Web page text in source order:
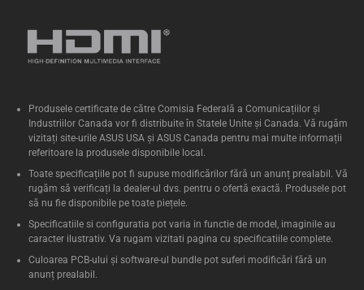
Produsele certificate de către Comisia Federală a Comunicațiilor și
Industriilor Canada vor fi distribuite în Statele Unite și Canada. Vă rugăm
vizitați site-urile ASUS USA și ASUS Canada pentru mai multe informații
referitoare la produsele disponibile local.
Toate specificațiile pot fi supuse modificărilor fără un anunț prealabil. Vă
rugăm să verificați la dealer-ul dvs. pentru o ofertă exactă. Produsele pot
să nu fie disponibile pe toate piețele.
Specificatiile si configuratia pot varia in functie de model, imaginile au
caracter ilustrativ. Va rugam vizitati pagina cu specificatiile complete.
Culoarea PCB-ului și software-ul bundle pot suferi modificări fără un
anunț prealabil.